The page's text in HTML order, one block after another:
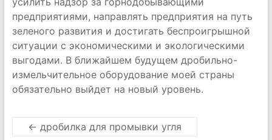
предприятиями, направлять предприятия на путь
зеленого развития и достигать беспроигрышной
ситуации с экономическими и экологическими
выгодами. В ближайшем будущем дробильно-
измельчительное оборудование моей страны
обязательно выйдет на новый уровень.
← дробилка для промывки угля